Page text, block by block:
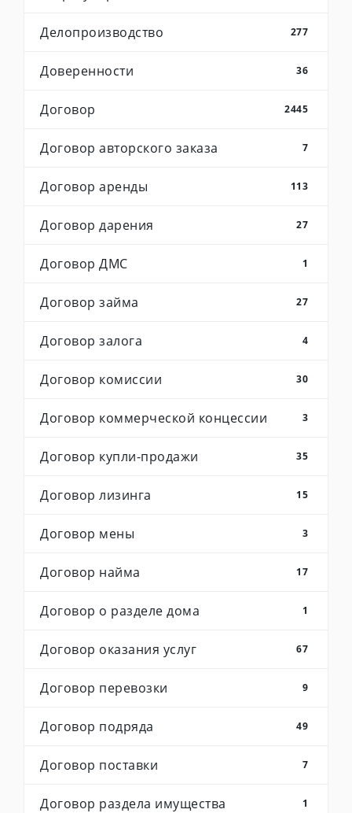
Делопроизводство 277
Доверенности 36
Договор 2445
Договор авторского заказа 7
Договор аренды 113
Договор дарения 27
Договор ДМС 1
Договор займа 27
Договор залога 4
Договор комиссии 30
Договор коммерческой концессии 3
Договор купли-продажи 35
Договор лизинга 15
Договор мены 3
Договор найма 17
Договор о разделе дома 1
Договор оказания услуг 67
Договор перевозки 9
Договор подряда 49
Договор поставки 7
Договор раздела имущества 1